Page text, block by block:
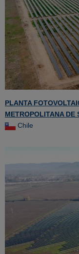
PLANTA
METROPOLITANA DE
Chile